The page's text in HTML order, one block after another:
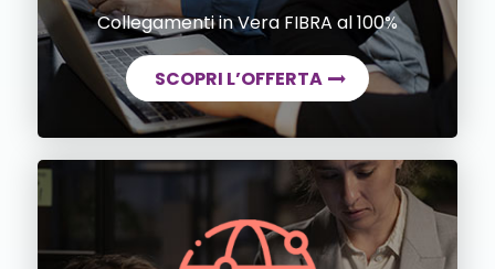
Collegamenti in Vera FIBRA al 100%
SCOPRI L’OFFERTA